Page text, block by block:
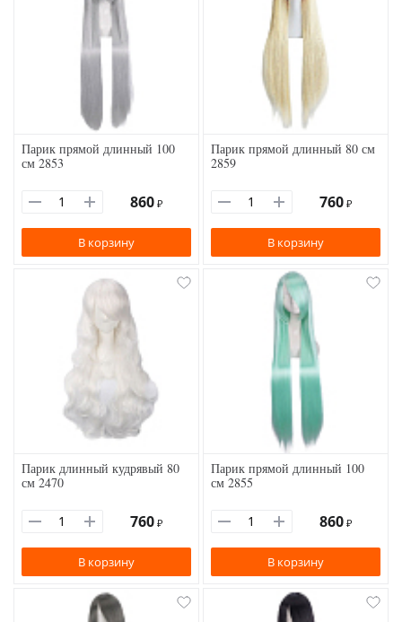
Парик прямой длинный 100
см 2853
860 ₽
В корзину
Парик прямой длинный 80 см
2859
760 ₽
В корзину
Парик длинный кудрявый 80
см 2470
760 ₽
В корзину
Парик прямой длинный 100
см 2855
860 ₽
В корзину